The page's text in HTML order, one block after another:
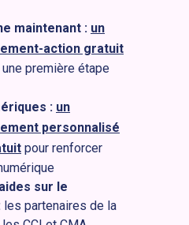
maintenant : un
action gratuit
première étape
: un
personnalisé
pour renforcer
sur le
les partenaires de la